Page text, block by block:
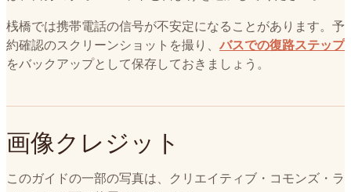
桟橋では携帯電話の信号が不安定になることがあります。予
約確認のスクリーンショットを撮り、 バスでの復路ステップ
をバックアップとして保存しておきましょう。
画像クレジット
このガイドの一部の写真は、クリエイティブ・コモンズ・ラ